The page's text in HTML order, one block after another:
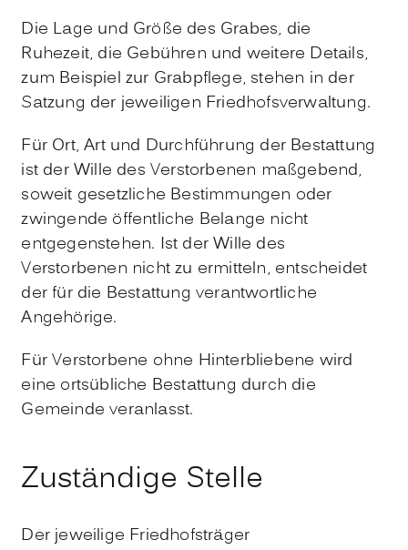
Die Lage und Größe des Grabes, die
Ruhezeit, die Gebühren und weitere Details,
zum Beispiel zur Grabpflege, stehen in der
Satzung der jeweiligen Friedhofsverwaltung.
Für Ort, Art und Durchführung der Bestattung
ist der Wille des Verstorbenen maßgebend,
soweit gesetzliche Bestimmungen oder
zwingende öffentliche Belange nicht
entgegenstehen. Ist der Wille des
Verstorbenen nicht zu ermitteln, entscheidet
der für die Bestattung verantwortliche
Angehörige.
Für Verstorbene ohne Hinterbliebene wird
eine ortsübliche Bestattung durch die
Gemeinde veranlasst.
Zuständige Stelle
Der jeweilige Friedhofsträger